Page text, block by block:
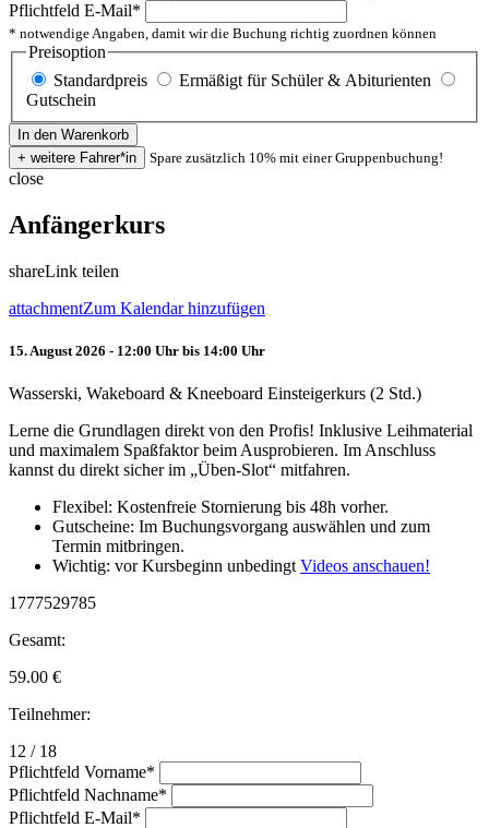
Pflichtfeld E-Mail*
* notwendige Angaben, damit wir die Buchung richtig zuordnen können
Preisoption
Standardpreis
Ermäßigt für Schüler & Abiturienten
Gutschein
Spare zusätzlich 10% mit einer Gruppenbuchung!
close
Anfängerkurs
shareLink teilen
attachmentZum Kalendar hinzufügen
15. August 2026 - 12:00 Uhr bis 14:00 Uhr
Wasserski, Wakeboard & Kneeboard Einsteigerkurs (2 Std.)
Lerne die Grundlagen direkt von den Profis! Inklusive Leihmaterial
und maximalem Spaßfaktor beim Ausprobieren. Im Anschluss
kannst du direkt sicher im „Üben-Slot“ mitfahren.
Flexibel: Kostenfreie Stornierung bis 48h vorher.
Gutscheine: Im Buchungsvorgang auswählen und zum
Termin mitbringen.
Wichtig: vor Kursbeginn unbedingt Videos anschauen!
1777529785
Gesamt:
59.00 €
Teilnehmer:
12 / 18
Pflichtfeld Vorname*
Pflichtfeld Nachname*
Pflichtfeld E-Mail*